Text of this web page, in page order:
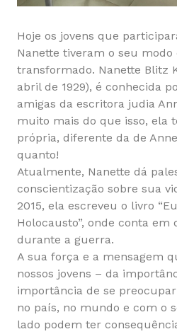
Hoje os jovens que
Nanette tiveram o seu modo
transformado. Nanette Blitz
abril de 1929), é conhecida
amigas da escritora judia
muito mais do que isso, ela
própria, diferente da de
quanto!
Atualmente, Nanette dá
conscientização sobre sua
2015, ela escreveu o livro
Holocausto”, onde conta em
durante a guerra.
A sua força e a mensagem
nossos jovens – da
importância de se
no país, no mundo e com o
lado podem ter